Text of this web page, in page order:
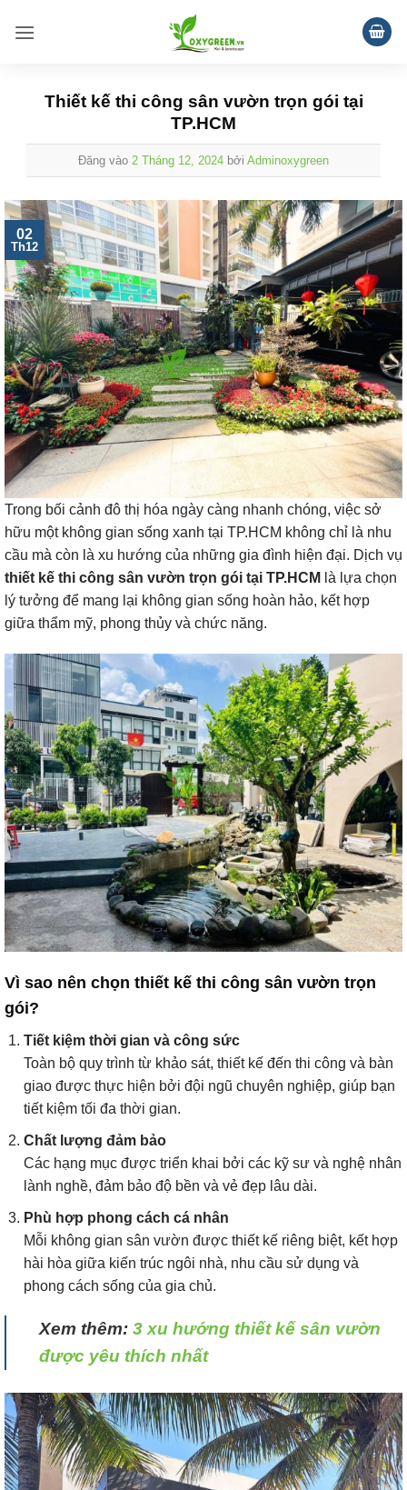
qua
Thiết kế thi công sân vườn trọn gói tại
TP.HCM
Đăng vào 2 Tháng 12, 2024 bởi Adminoxygreen
02
Th12
Trong bối cảnh đô thị hóa ngày càng nhanh chóng, việc sở
hữu một không gian sống xanh tại TP.HCM không chỉ là nhu
cầu mà còn là xu hướng của những gia đình hiện đại. Dịch vụ
thiết kế thi công sân vườn trọn gói tại TP.HCM là lựa chọn
lý tưởng để mang lại không gian sống hoàn hảo, kết hợp
giữa thẩm mỹ, phong thủy và chức năng.
Vì sao nên chọn thiết kế thi công sân vườn trọn
gói?
Tiết kiệm thời gian và công sức
Toàn bộ quy trình từ khảo sát, thiết kế đến thi công và bàn
giao được thực hiện bởi đội ngũ chuyên nghiệp, giúp bạn
tiết kiệm tối đa thời gian.
Chất lượng đảm bảo
Các hạng mục được triển khai bởi các kỹ sư và nghệ nhân
lành nghề, đảm bảo độ bền và vẻ đẹp lâu dài.
Phù hợp phong cách cá nhân
Mỗi không gian sân vườn được thiết kế riêng biệt, kết hợp
hài hòa giữa kiến trúc ngôi nhà, nhu cầu sử dụng và
phong cách sống của gia chủ.
Xem thêm: 3 xu hướng thiết kế sân vườn
được yêu thích nhất